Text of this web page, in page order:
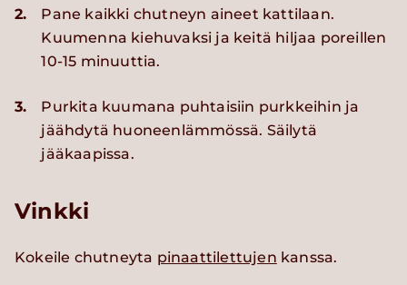
2.
Pane kaikki chutneyn aineet kattilaan.
Kuumenna kiehuvaksi ja keitä hiljaa poreillen
10-15 minuuttia.
3.
Purkita kuumana puhtaisiin purkkeihin ja
jäähdytä huoneenlämmössä. Säilytä
jääkaapissa.
Vinkki
Kokeile chutneyta pinaattilettujen kanssa.